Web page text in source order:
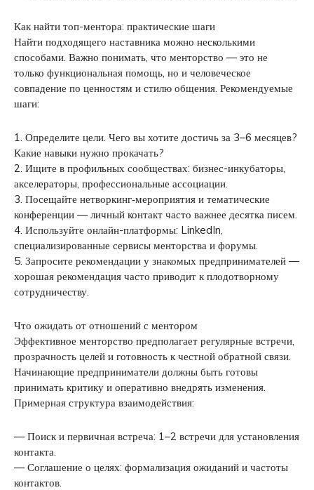
Как найти топ-ментора: практические шаги
Найти подходящего наставника можно несколькими
способами. Важно понимать, что менторство — это не
только функциональная помощь, но и человеческое
совпадение по ценностям и стилю общения. Рекомендуемые
шаги:
1. Определите цели. Чего вы хотите достичь за 3–6 месяцев?
Какие навыки нужно прокачать?
2. Ищите в профильных сообществах: бизнес-инкубаторы,
акселераторы, профессиональные ассоциации.
3. Посещайте нетворкинг‑мероприятия и тематические
конференции — личный контакт часто важнее десятка писем.
4. Используйте онлайн-платформы: LinkedIn,
специализированные сервисы менторства и форумы.
5. Запросите рекомендации у знакомых предпринимателей —
хорошая рекомендация часто приводит к плодотворному
сотрудничеству.
Что ожидать от отношений с ментором
Эффективное менторство предполагает регулярные встречи,
прозрачность целей и готовность к честной обратной связи.
Начинающие предприниматели должны быть готовы
принимать критику и оперативно внедрять изменения.
Примерная структура взаимодействия:
— Поиск и первичная встреча: 1–2 встречи для установления
контакта.
— Соглашение о целях: формализация ожиданий и частоты
контактов.